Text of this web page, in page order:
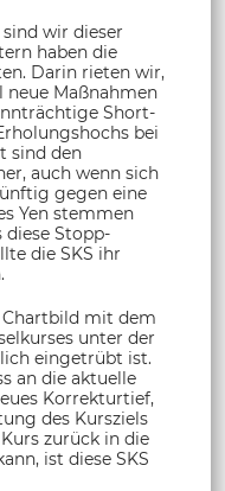
sind wir dieser
haben die
Darin rieten wir,
Maßnahmen
Short-
bei
sind den
auch wenn sich
gegen eine
Yen stemmen
Stopp-
die SKS ihr
Chartbild mit dem
unter der
eingetrübt ist.
an die aktuelle
Korrekturtief,
des Kursziels
zurück in die
ist diese SKS